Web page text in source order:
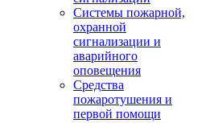
Системы пожарной,
охранной
сигнализации и
аварийного
оповещения
Средства
пожаротушения и
первой помощи